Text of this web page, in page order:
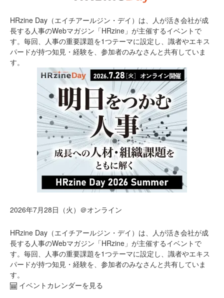
HRzine Day（エイチアールジン・デイ）は、人が活き会社が成
長する人事のWebマガジン「HRzine」が主催するイベントで
す。毎回、人事の重要課題を1つテーマに設定し、識者やエキス
パードが持つ知見・経験を、参加者のみなさんと共有していま
す。
2026年7月28日（火）＠オンライン
HRzine Day（エイチアールジン・デイ）は、人が活き会社が成
長する人事のWebマガジン「HRzine」が主催するイベントで
す。毎回、人事の重要課題を1つテーマに設定し、識者やエキス
パードが持つ知見・経験を、参加者のみなさんと共有していま
す。
イベントカレンダーを見る